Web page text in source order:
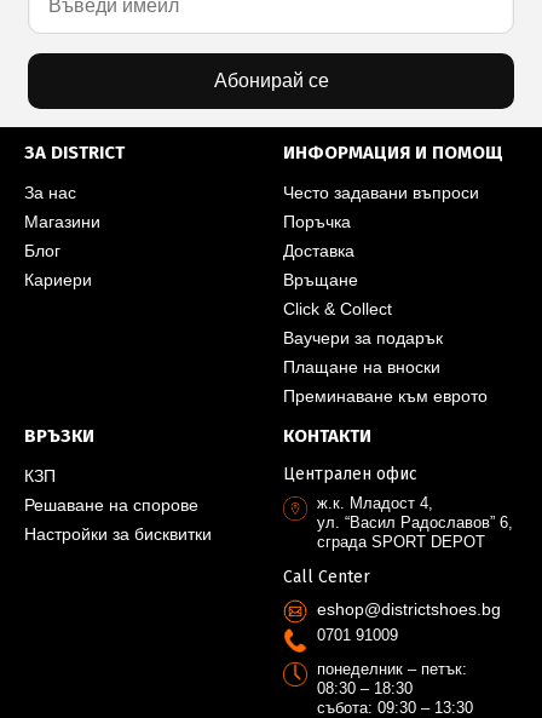
Абонирай се
ЗА DISTRICT
За нас
Магазини
Блог
Кариери
ИНФОРМАЦИЯ И ПОМОЩ
Често задавани въпроси
Поръчка
Доставка
Връщане
Click & Collect
Ваучери за подарък
Плащане на вноски
Преминаване към еврото
ВРЪЗКИ
КЗП
Решаване на спорове
Настройки за бисквитки
КОНТАКТИ
Централен офис
ж.к. Младост 4,
ул. “Васил Радославов” 6,
сграда SPORT DEPOT
Call Center
eshop@districtshoes.bg
0701 91009
понеделник – петък:
08:30 – 18:30
събота: 09:30 – 13:30